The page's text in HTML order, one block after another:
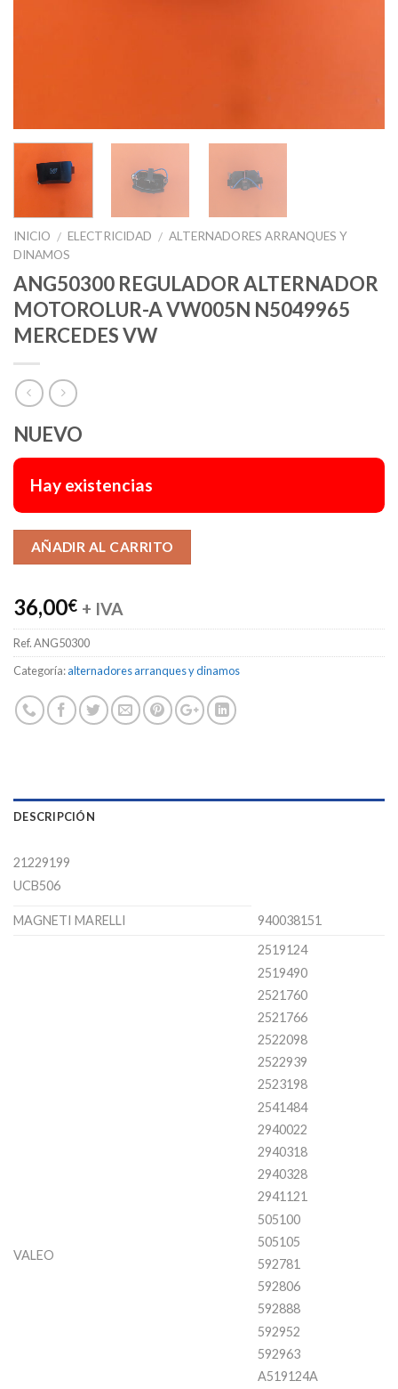
INICIO / ELECTRICIDAD / ALTERNADORES ARRANQUES Y
DINAMOS
ANG50300 REGULADOR ALTERNADOR
MOTOROLUR-A VW005N N5049965
MERCEDES VW
NUEVO
Hay existencias
AÑADIR AL CARRITO
36,00€ + IVA
Ref.ANG50300
Categoría:alternadores arranques y dinamos
DESCRIPCIÓN
21229199
UCB506
MAGNETI MARELLI 940038151
VALEO
2519124
2519490
2521760
2521766
2522098
2522939
2523198
2541484
2940022
2940318
2940328
2941121
505100
505105
592781
592806
592888
592952
592963
A519124A